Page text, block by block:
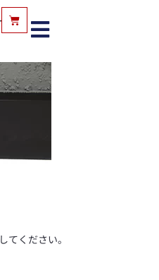
してください。